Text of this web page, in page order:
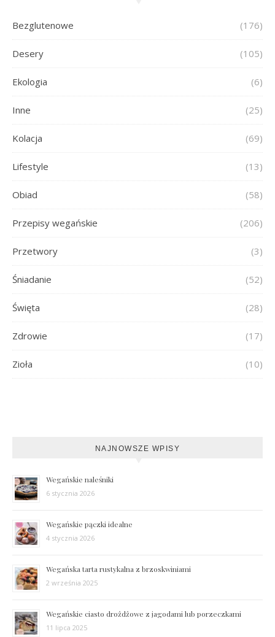
Bezglutenowe (176)
Desery (105)
Ekologia (6)
Inne (25)
Kolacja (69)
Lifestyle (13)
Obiad (58)
Przepisy wegańskie (206)
Przetwory (3)
Śniadanie (52)
Święta (28)
Zdrowie (17)
Zioła (10)
NAJNOWSZE WPISY
Wegańskie naleśniki
6 stycznia 2026
Wegańskie pączki idealne
4 stycznia 2026
Wegańska tarta rustykalna z brzoskwiniami
2 września 2025
Wegańskie ciasto drożdżowe z jagodami lub porzeczkami
11 lipca 2025